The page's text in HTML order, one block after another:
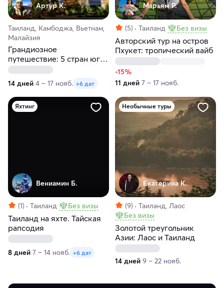
Артур К.
Таиланд, Камбоджа, Вьетнам,
Малайзия
Грандиозное
путешествие: 5 стран юго-
восточной Азии
14 дней 4 – 17 нояб. +6 дат
Марьям Р.
(5) Таиланд Без визы
Авторский тур на остров
Пхукет: тропический вайб
-15%
11 дней 7 – 17 нояб.
Яхтинг
Вениамин Б.
(1) Таиланд Без визы
Таиланд на яхте. Тайская
рапсодия
8 дней 7 – 14 нояб. +6 дат
Необычные туры
Екатерина К.
(9)
Таиланд, Лаос
Без визы
Золотой треугольник
Азии: Лаос и Таиланд
14 дней 9 – 22 нояб.